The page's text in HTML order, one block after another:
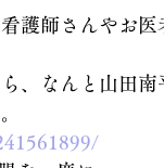
護師さんやお
、なんと山田